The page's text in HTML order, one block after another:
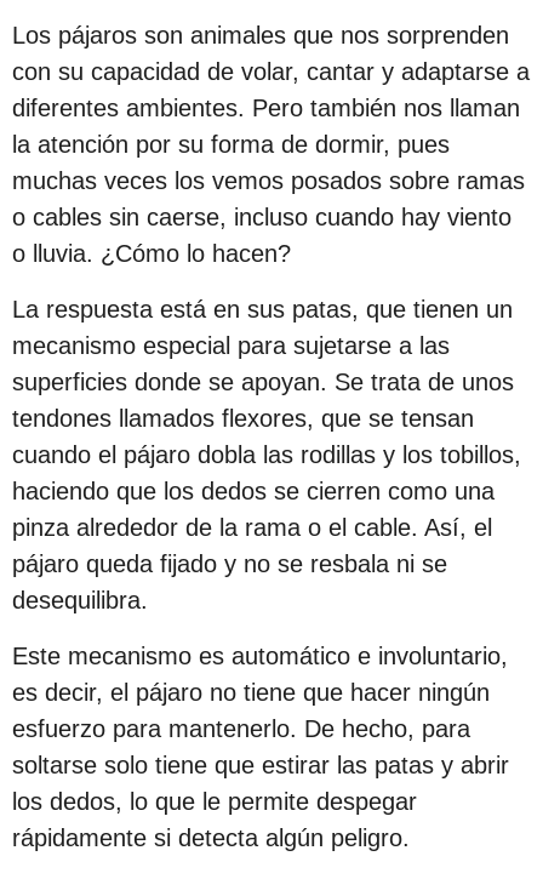
c
ó
n
s
d
e
s
d
e
l
a
p
c
i
ó
n
Los pájaros son animales que nos sorprenden
con su capacidad de volar, cantar y adaptarse a
diferentes ambientes. Pero también nos llaman
la atención por su forma de dormir, pues
muchas veces los vemos posados sobre ramas
o cables sin caerse, incluso cuando hay viento
o lluvia. ¿Cómo lo hacen?
La respuesta está en sus patas, que tienen un
mecanismo especial para sujetarse a las
superficies donde se apoyan. Se trata de unos
tendones llamados flexores, que se tensan
cuando el pájaro dobla las rodillas y los tobillos,
haciendo que los dedos se cierren como una
pinza alrededor de la rama o el cable. Así, el
pájaro queda fijado y no se resbala ni se
desequilibra.
Este mecanismo es automático e involuntario,
es decir, el pájaro no tiene que hacer ningún
esfuerzo para mantenerlo. De hecho, para
soltarse solo tiene que estirar las patas y abrir
los dedos, lo que le permite despegar
rápidamente si detecta algún peligro.